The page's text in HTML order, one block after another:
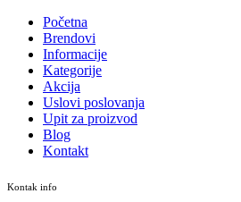
Početna
Brendovi
Informacije
Kategorije
Akcija
Uslovi poslovanja
Upit za proizvod
Blog
Kontakt
Kontak info